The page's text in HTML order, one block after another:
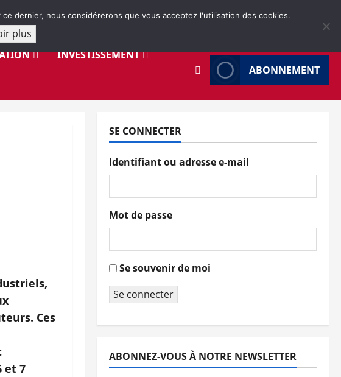
INVESTISSEMENT
ABONNEMENT
Ces
et 7
SE CONNECTER
Identifiant ou adresse e-mail
Mot de passe
Se souvenir de moi
Se connecter
ABONNEZ-VOUS À NOTRE NEWSLETTER
dernier, nous considérerons que vous acceptez l'utilisation des cookies.
plus